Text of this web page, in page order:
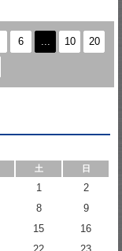
6 10 20
土 日
1
2
8
9
15
16